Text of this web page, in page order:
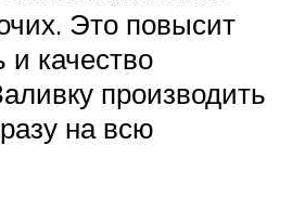
Это повысит
и качество
производить
на всю